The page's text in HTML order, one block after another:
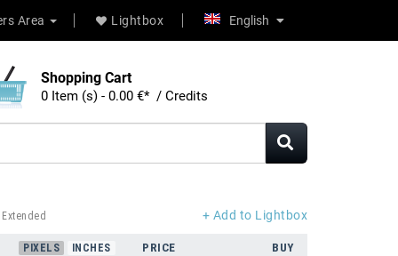
Area Lightbox English
Shopping Cart
0 Item (s) - 0.00 €* / Credits
+ Add to Lightbox
PIXELS INCHES PRICE BUY